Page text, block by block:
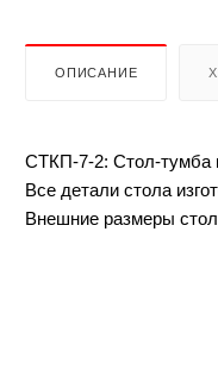
ОПИСАНИЕ
СТКП-7-2: Стол-тумба
Все детали стола
Внешние размеры